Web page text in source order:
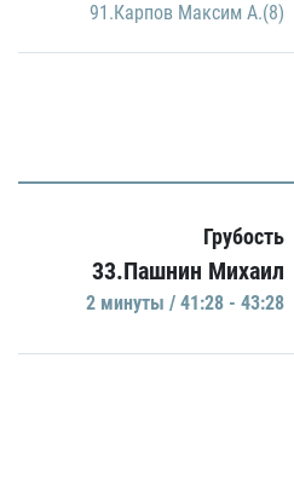
91.Карпов Максим А.(8)
Грубость
33.Пашнин Михаил
2 минуты / 41:28 - 43:28